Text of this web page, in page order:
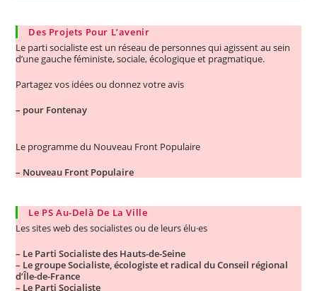
Des Projets Pour L’avenir
Le parti socialiste est un réseau de personnes qui agissent au sein
d’une gauche féministe, sociale, écologique et pragmatique.
Partagez vos idées ou donnez votre avis
– pour Fontenay
Le programme du Nouveau Front Populaire
– Nouveau Front Populaire
Le PS Au-Delà De La Ville
Les sites web des socialistes ou de leurs élu·es
– Le Parti Socialiste des Hauts-de-Seine
– Le groupe Socialiste, écologiste et radical du Conseil régional
d’Île-de-France
– Le Parti Socialiste